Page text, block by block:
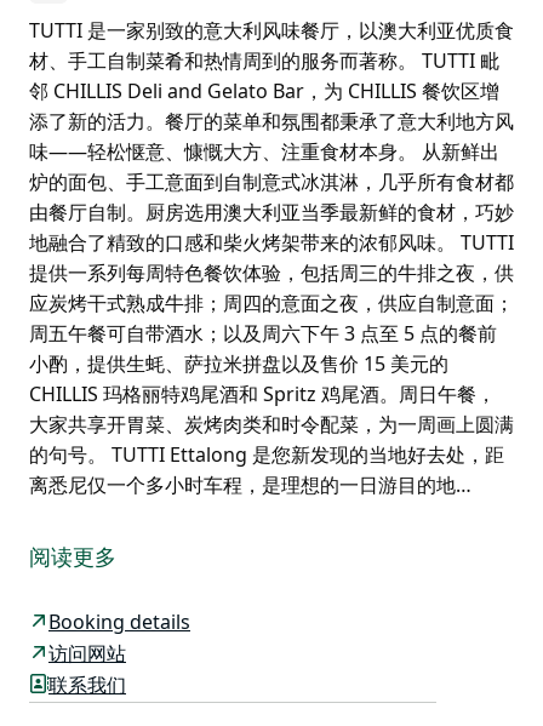
TUTTI 是一家别致的意大利风味餐厅，以澳大利亚优质食
材、手工自制菜肴和热情周到的服务而著称。 TUTTI 毗
邻 CHILLIS Deli and Gelato Bar，为 CHILLIS 餐饮区增
添了新的活力。餐厅的菜单和氛围都秉承了意大利地方风
味——轻松惬意、慷慨大方、注重食材本身。 从新鲜出
炉的面包、手工意面到自制意式冰淇淋，几乎所有食材都
由餐厅自制。厨房选用澳大利亚当季最新鲜的食材，巧妙
地融合了精致的口感和柴火烤架带来的浓郁风味。 TUTTI
提供一系列每周特色餐饮体验，包括周三的牛排之夜，供
应炭烤干式熟成牛排；周四的意面之夜，供应自制意面；
周五午餐可自带酒水；以及周六下午 3 点至 5 点的餐前
小酌，提供生蚝、萨拉米拼盘以及售价 15 美元的
CHILLIS 玛格丽特鸡尾酒和 Spritz 鸡尾酒。周日午餐，
大家共享开胃菜、炭烤肉类和时令配菜，为一周画上圆满
的句号。 TUTTI Ettalong 是您新发现的当地好去处，距
离悉尼仅一个多小时车程，是理想的一日游目的地…
材、手工自制菜肴和热情周到的服务而著称。
餐饮区增添了新的活力。餐厅的菜单和氛围都秉承了意大
利地方风味——轻松惬意、慷慨大方、注重食材本身。
从新鲜出炉的面包、手工意面到自制意式冰淇淋，几乎所
阅读更多
Booking details
访问网站
联系我们